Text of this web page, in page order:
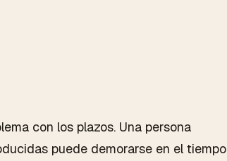
con los plazos. Una persona
puede demorarse en el tiempo